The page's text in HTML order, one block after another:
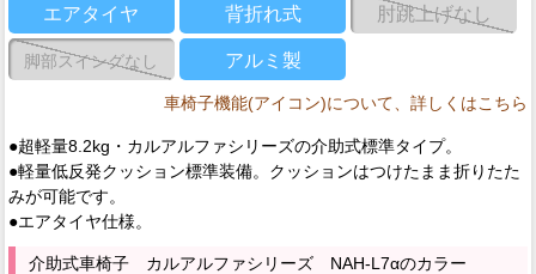
エアタイヤ 背折れ式 肘跳上げなし
脚部スイングなし アルミ製
車椅子機能(アイコン)について、詳しくはこちら
●超軽量8.2kg・カルアルファシリーズの介助式標準タイプ。
●軽量低反発クッション標準装備。クッションはつけたまま折りたた
みが可能です。
●エアタイヤ仕様。
介助式車椅子 カルアルファシリーズ NAH-L7αのカラー